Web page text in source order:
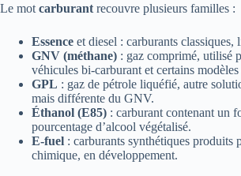
Le mot carburant recouvre plusieurs familles :
Essence et diesel : carburants classiques,
GNV (méthane) : gaz comprimé, utilisé
véhicules bi-carburant et certains
GPL : gaz de pétrole liquéfié, autre
mais différente du GNV.
Éthanol (E85) : carburant contenant un
pourcentage d’alcool végétalisé.
E-fuel : carburants synthétiques produits
chimique, en développement.